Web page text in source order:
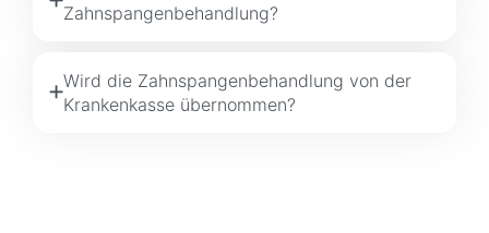
Zahnspangenbehandlung?
Wird die Zahnspangenbehandlung von der
Krankenkasse übernommen?